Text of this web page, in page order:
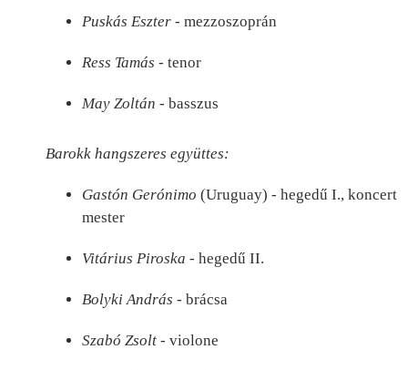
Puskás Eszter - mezzoszoprán
Ress Tamás - tenor
May Zoltán - basszus
Barokk hangszeres együttes:
Gastón Gerónimo (Uruguay) - hegedű I., koncert
mester
Vitárius Piroska - hegedű II.
Bolyki András - brácsa
Szabó Zsolt - violone